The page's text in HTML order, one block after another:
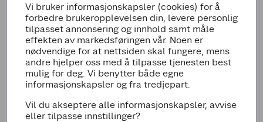
Legg til i handleliste
Fremgangsmetode
Finhakk hvitløksfeddet og rør sammen med
créme fraîche, sitronsaft, tørket oregano og
salt.
Vi bruker informasjonskapsler (cookies) for å
forbedre brukeropplevelsen din, levere personlig
tilpasset annonsering og innhold samt måle
effekten av markedsføringen vår. Noen er
nødvendige for at nettsiden skal fungere, mens
andre hjelper oss med å tilpasse tjenesten best
mulig for deg. Vi benytter både egne
informasjonskapsler og fra tredjepart.
Vil du akseptere alle informasjonskapsler, avvise
eller tilpasse innstillinger?